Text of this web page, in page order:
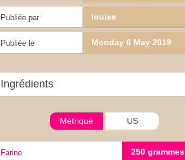
Publiée par louise
Publiée le Monday 6 May 2019
Ingrédients
Métrique US
Farine 250 grammes